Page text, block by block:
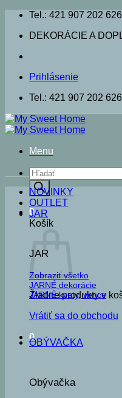
Skip
content
Tel.: 421 907 202
DEKORÁCIE A
Prihlásenie
Tel.: 421 907 202
Menu
Products
search
0
Košík
Žiadne produkty v
Vrátiť sa do obchodu
0
NOVINKY
OUTLET
JAR
JAR
Zobraziť všetko
JARNÉ dekorácie
JARNÉ kvety, vence
OBÝVAČKA
Obývačka